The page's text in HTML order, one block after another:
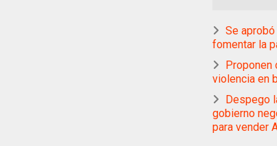
Se
fomentar la
Proponen
violencia en
Despego
gobierno
para vender